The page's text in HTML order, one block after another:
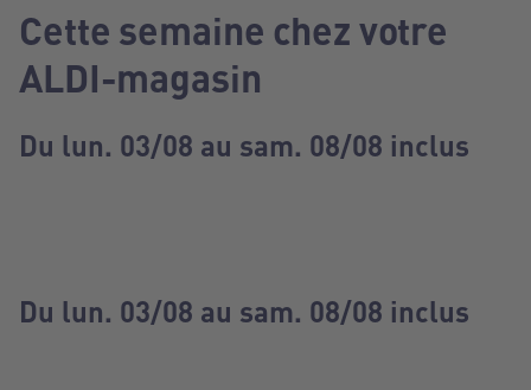
Cette semaine chez votre
ALDI-magasin
Du lun. 03/08 au sam. 08/08 inclus
Du lun. 03/08 au sam. 08/08 inclus